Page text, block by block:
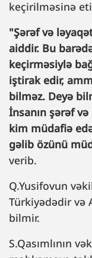
keçirilməsinə
"Şərəf və
aiddir. Bu
keçirməsiylə
iştirak edir,
bilməz. Deyə
İnsanın şərəf
kim müdafiə
gəlib özünü
verib.
Q.Yusifovun
Türkiyədədir və
bilmir.
S.Qasımlının